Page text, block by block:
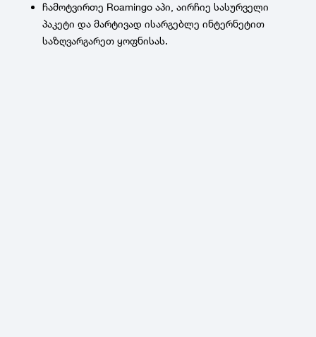
ჩამოტვირთე Roamingo აპი, აირჩიე სასურველი
პაკეტი და მარტივად ისარგებლე ინტერნეტით
საზღვარგარეთ ყოფნისას.